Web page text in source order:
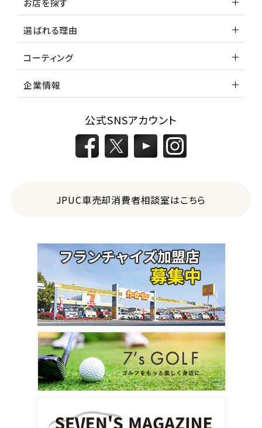
選ばれる理由
コーティング
企業情報
公式SNSアカウント
JPUC車売却消費者相談室はこちら